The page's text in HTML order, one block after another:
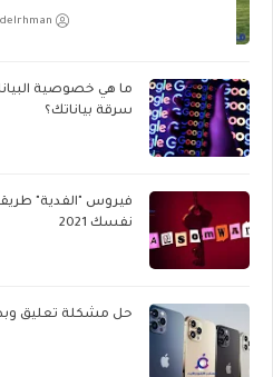
ما هي خصوصية
سرقة بياناتك؟
فيروس "الفدية"
نفسك 2021
حل مشكلة تعليق